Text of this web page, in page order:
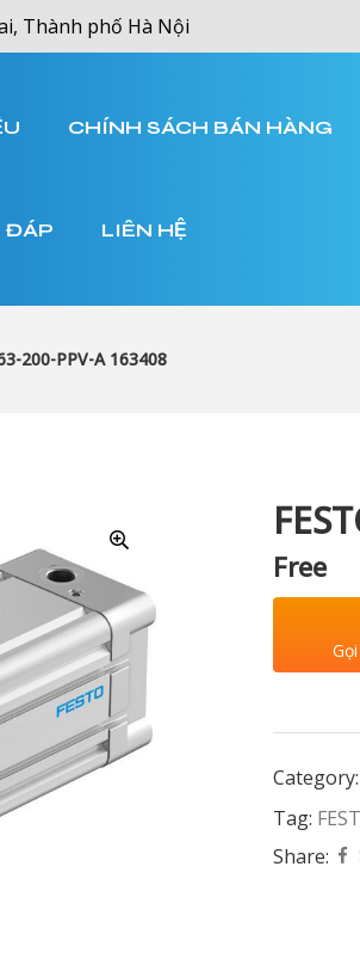
Thành phố Hà Nội
CHÍNH SÁCH BÁN HÀNG
ĐÁP LIÊN HỆ
200-PPV-A 163408
Free
Category:
Tag:
Share: